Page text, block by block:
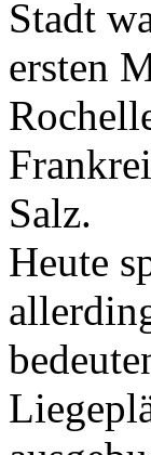
Stadt
ersten
Salz.
Heute